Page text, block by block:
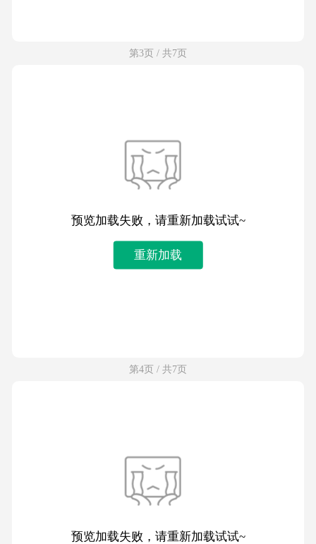
第3页 / 共7页
预览加载失败，请重新加载试试~
重新加载
第4页 / 共7页
预览加载失败，请重新加载试试~